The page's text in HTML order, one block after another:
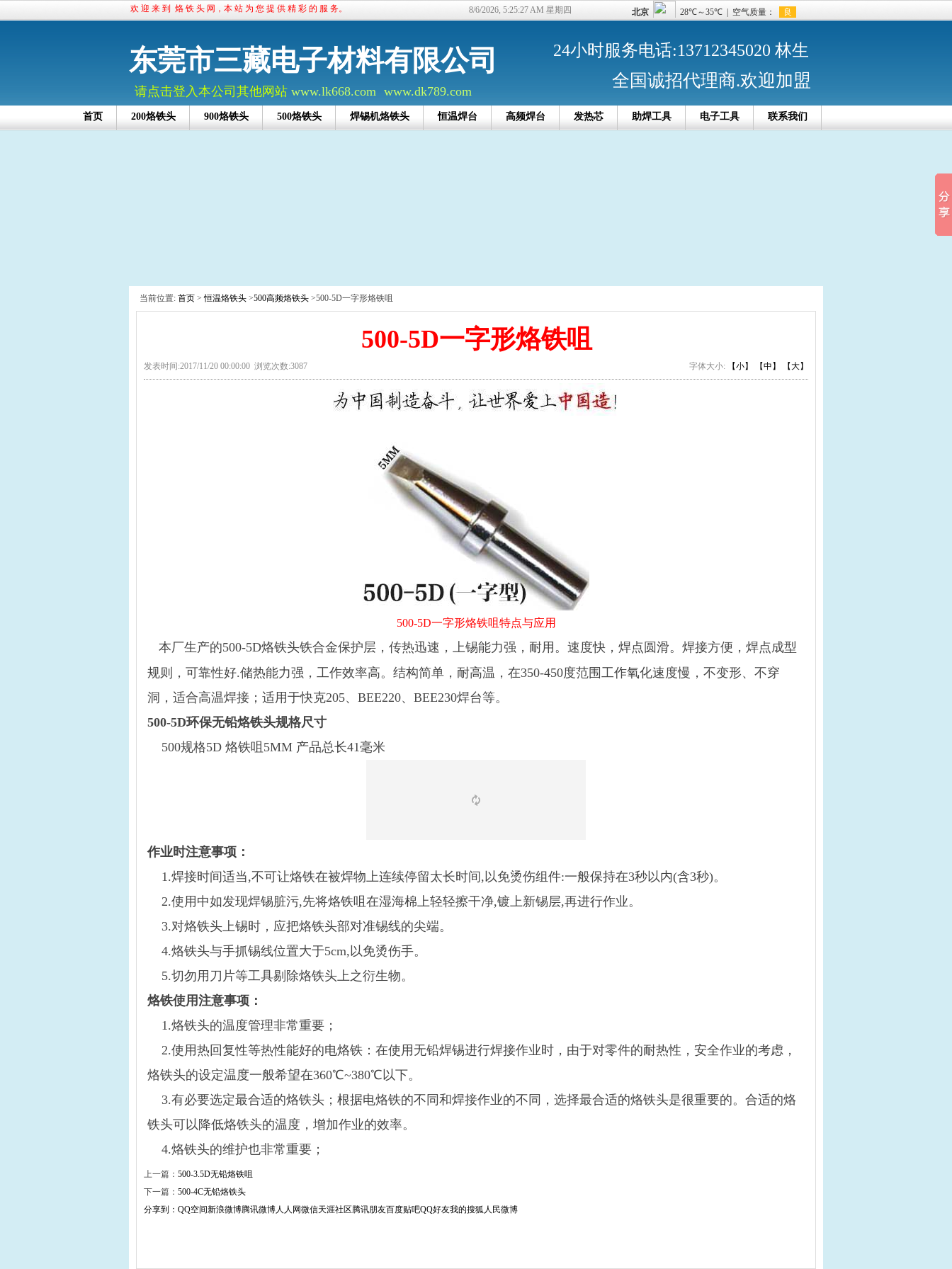
东莞市三藏电子材料有限公司
8/6/2026, 5:25:27 AM 星期四
全国诚招代理商.欢迎加盟
24小时服务电话:13712345020 林生
欢 迎 来 到 烙 铁 头 网，本 站 为 您 提 供 精 彩 的 服 务。
请点击登入本公司其他网站 www.lk668.com www.dk789.com
首页 200烙铁头 900烙铁头 500烙铁头 焊锡机烙铁头 恒温焊台 高频焊台 发热芯 助焊工具 电子工具 联系我们
当前位置: 首页 >恒温烙铁头 >500高频烙铁头 >500-5D一字形烙铁咀
500-5D一字形烙铁咀
发表时间:2017/11/20 00:00:00 浏览次数:3087 字体大小: 【小】 【中】 【大】
500-5D一字形烙铁咀特点与应用
本厂生产的500-5D烙铁头铁合金保护层，传热迅速，上锡能力强，耐用。速度快，焊点圆滑。焊接方便，焊点成型
规则，可靠性好.储热能力强，工作效率高。结构简单，耐高温，在350-450度范围工作氧化速度慢，不变形、不穿
洞，适合高温焊接；适用于快克205、BEE220、BEE230焊台等。
500-5D环保无铅烙铁头规格尺寸
500规格5D 烙铁咀5MM 产品总长41毫米
作业时注意事项：
1.焊接时间适当,不可让烙铁在被焊物上连续停留太长时间,以免烫伤组件:一般保持在3秒以内(含3秒)。
2.使用中如发现焊锡脏污,先将烙铁咀在湿海棉上轻轻擦干净,镀上新锡层,再进行作业。
3.对烙铁头上锡时，应把烙铁头部对准锡线的尖端。
4.烙铁头与手抓锡线位置大于5cm,以免烫伤手。
5.切勿用刀片等工具剔除烙铁头上之衍生物。
烙铁使用注意事项：
1.烙铁头的温度管理非常重要；
2.使用热回复性等热性能好的电烙铁：在使用无铅焊锡进行焊接作业时，由于对零件的耐热性，安全作业的考虑，
烙铁头的设定温度一般希望在360℃~380℃以下。
3.有必要选定最合适的烙铁头；根据电烙铁的不同和焊接作业的不同，选择最合适的烙铁头是很重要的。合适的烙
铁头可以降低烙铁头的温度，增加作业的效率。
4.烙铁头的维护也非常重要；
上一篇： 500-3.5D无铅烙铁咀
下一篇： 500-4C无铅烙铁头
分享到： QQ空间新浪微博腾讯微博人人网微信天涯社区腾讯朋友百度贴吧QQ好友我的搜狐 人民微博